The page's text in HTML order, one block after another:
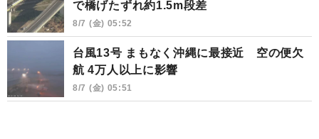
で橋げたずれ約1.5m段差
8/7 (金) 05:52
台風13号 まもなく沖縄に最接近 空の便欠
航 4万人以上に影響
8/7 (金) 05:51